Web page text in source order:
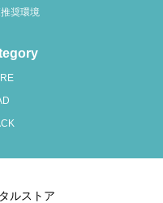
奨環境
ルストア